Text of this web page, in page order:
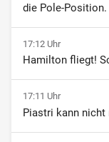
die Pole-Position.
17:12 Uhr
Hamilton fliegt!
17:11 Uhr
Piastri kann nicht